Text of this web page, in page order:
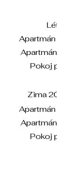
Pokoj
Zima
Pokoj